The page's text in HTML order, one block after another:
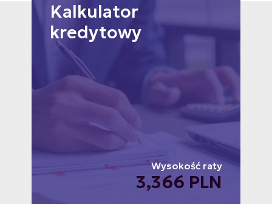
Kalkulator
kredytowy
Wysokość raty
3,366 PLN